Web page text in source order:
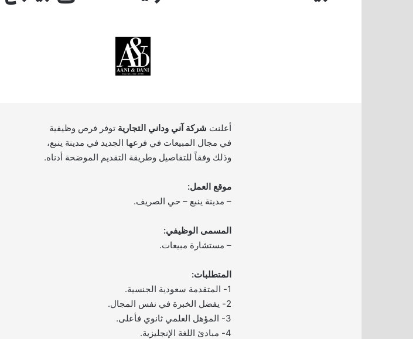
أعلنت شركة آني وداني التجارية توفر فرص وظيفية
في مجال المبيعات في فرعها الجديد في مدينة ينبع،
وذلك وفقاً للتفاصيل وطريقة التقديم الموضحة أدناه.
موقع العمل:
– مدينة ينبع – حي الصريف.
المسمى الوظيفي:
– مستشارة مبيعات.
المتطلبات:
1- المتقدمة سعودية الجنسية.
2- يفضل الخبرة في نفس المجال.
3- المؤهل العلمي ثانوي فأعلى.
4- مبادئ اللغة الإنجليزية.